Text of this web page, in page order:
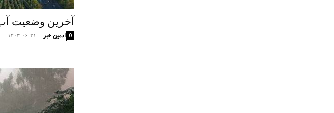
آخرین وضعیت
ادمین خبر - ۱۴۰۳-۰۶-۳۱ 0